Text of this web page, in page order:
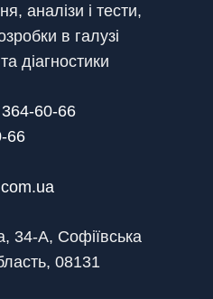
аналізи і тести,
в галузі
діагностики
60-66
66
34-А, Софіївська
08131